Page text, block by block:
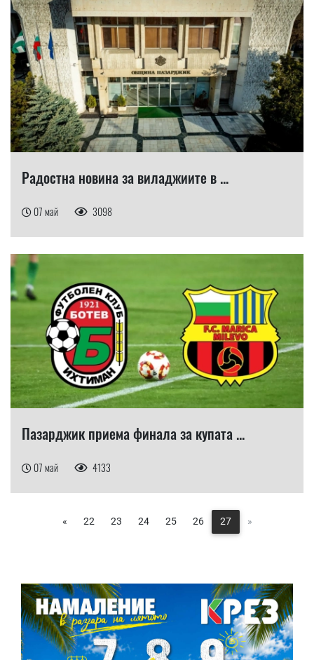
Радостна новина за виладжиите в ...
07 май 3098
Пазарджик приема финала за купата ...
07 май 4133
« 22 23 24 25 26 27 »